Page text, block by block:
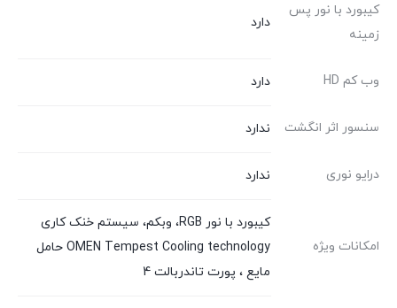
کیبورد با نور پس
زمینه
دارد
وب کم HD دارد
سنسور اثر انگشت ندارد
درایو نوری ندارد
امکانات ویژه
کیبورد با نور RGB، وبکم، سیستم خنک کاری
OMEN Tempest Cooling technology حامل
مایع ، پورت تاندربالت 4